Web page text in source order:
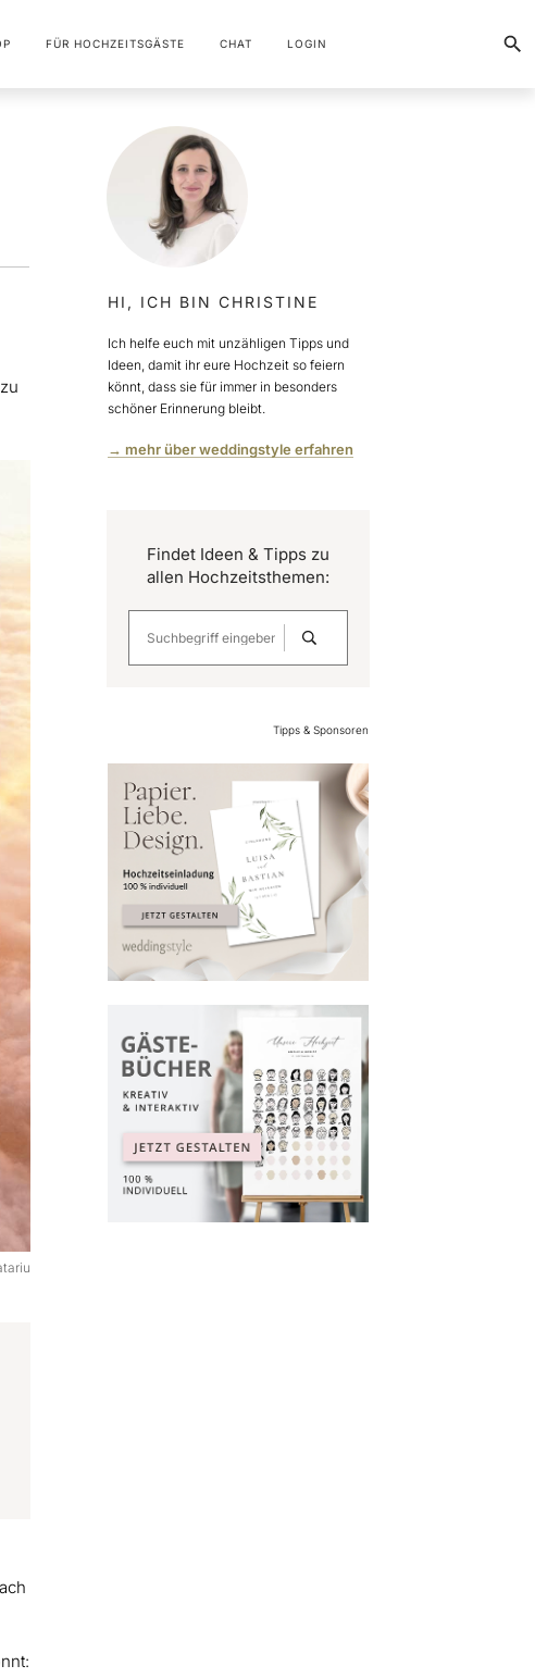
FÜR HOCHZEITSGÄSTE CHAT LOGIN
HI, ICH BIN CHRISTINE
Ich helfe euch mit unzähligen Tipps und
Ideen, damit ihr eure Hochzeit so feiern
könnt, dass sie für immer in besonders
schöner Erinnerung bleibt.
→ mehr über weddingstyle erfahren
Findet Ideen & Tipps zu
allen Hochzeitsthemen:
Tipps & Sponsoren